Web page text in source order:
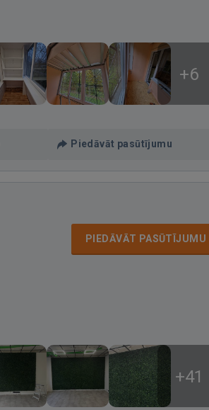
+6
Piedāvāt pasūtījumu
PIEDĀVĀT PASŪTĪJUMU
+41